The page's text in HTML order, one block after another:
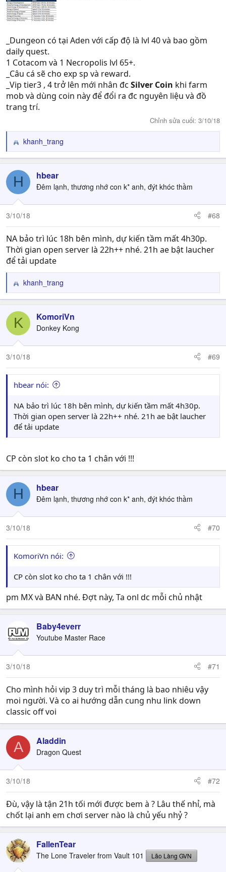
_Dungeon có tại Aden với cấp độ là lvl 40 và bao gồm
daily quest.
1 Cotacom và 1 Necropolis lvl 65+.
_Câu cá sẽ cho exp sp và reward.
_Vip tier3 , 4 trở lên mới nhân đc Silver Coin khi farm
mob và dùng coin này để đổi ra đc nguyên liệu và đồ
trang trí.
Chỉnh sửa cuối: 3/10/18
R
e
c
i
o
n
s
khanh_trang
H hbear
Đêm lạnh, thương nhớ con k* anh, đýt khóc thầm
3/10/18 #68
NA bảo trì lúc 18h bên mình, dự kiến tầm mất 4h30p.
Thời gian open server là 22h++ nhé. 21h ae bật laucher
để tải update
R
e
c
i
o
n
s
:
khanh_trang
K KomoriVn
Donkey Kong
3/10/18 #69
hbear nói:
NA bảo trì lúc 18h bên mình, dự kiến tầm mất 4h30p.
Thời gian open server là 22h++ nhé. 21h ae bật laucher
để tải update
CP còn slot ko cho ta 1 chân với !!!
H hbear
Đêm lạnh, thương nhớ con k* anh, đýt khóc thầm
3/10/18 #70
KomoriVn nói:
CP còn slot ko cho ta 1 chân với !!!
pm MX và BAN nhé. Đợt này, Ta onl dc mỗi chủ nhật
Baby4everr
Youtube Master Race
3/10/18 #71
Cho mình hỏi vip 3 duy trì mỗi tháng là bao nhiêu vậy
moi người. Và co ai hướng dẫn cung nhu link down
classic off voi
A Aladdin
Dragon Quest
3/10/18 #72
Đù, vậy là tận 21h tối mới được bem à ? Lâu thế nhỉ, mà
chốt lại anh em chơi server nào là chủ yếu nhỷ ?
FallenTear
The Lone Traveler from Vault 101 Lão Làng GVN